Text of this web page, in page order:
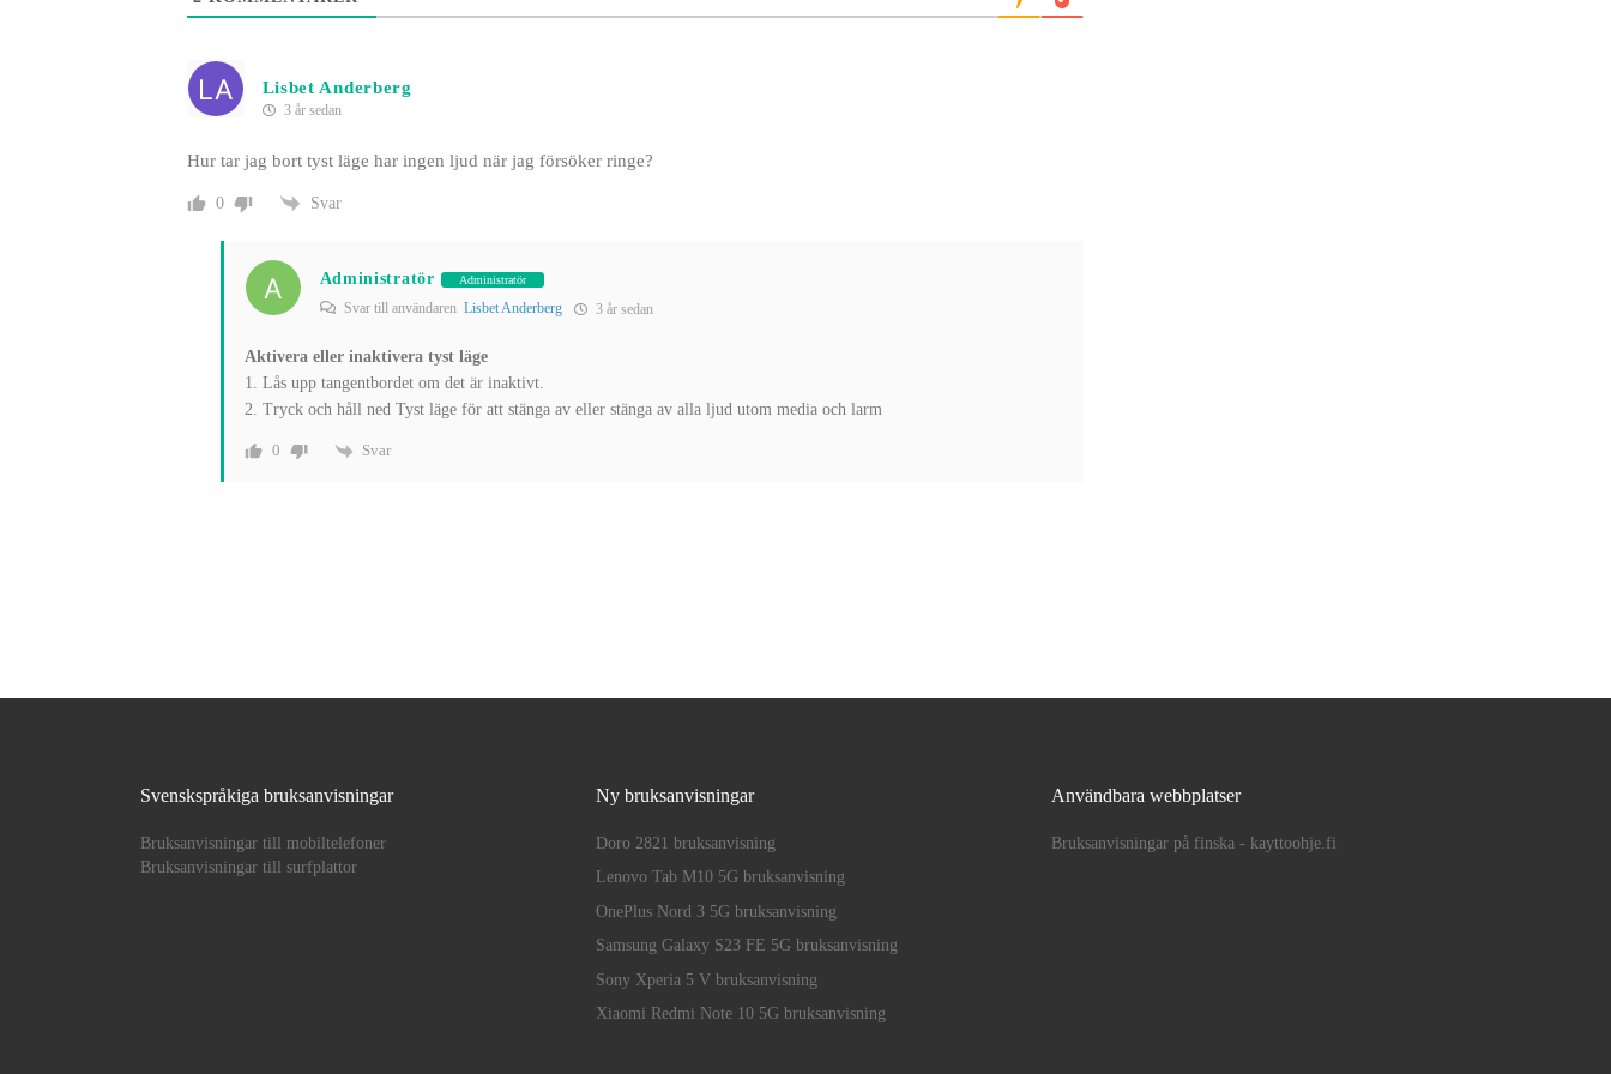
Lisbet Anderberg
3 år sedan
Hur tar jag bort tyst läge har ingen ljud när jag försöker ringe?
0 Svar
Administratör Administratör
Svar till användaren Lisbet Anderberg 3 år sedan
Aktivera eller inaktivera tyst läge
1. Lås upp tangentbordet om det är inaktivt.
2. Tryck och håll ned Tyst läge för att stänga av eller stänga av alla ljud utom media och larm
0 Svar
Svenskspråkiga bruksanvisningar
Bruksanvisningar till mobiltelefoner
Bruksanvisningar till surfplattor
Ny bruksanvisningar
Doro 2821 bruksanvisning
Lenovo Tab M10 5G bruksanvisning
OnePlus Nord 3 5G bruksanvisning
Samsung Galaxy S23 FE 5G bruksanvisning
Sony Xperia 5 V bruksanvisning
Xiaomi Redmi Note 10 5G bruksanvisning
Användbara webbplatser
Bruksanvisningar på finska - kayttoohje.fi